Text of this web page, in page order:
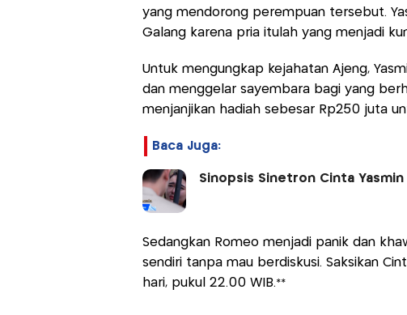
yang mendorong perempuan tersebut.
Galang karena pria itulah yang menjadi
Untuk mengungkap kejahatan Ajeng,
dan menggelar sayembara bagi yang
menjanjikan hadiah sebesar Rp250 juta
Baca Juga:
Sinopsis Sinetron Cinta Yasmin
Sedangkan Romeo menjadi panik dan
sendiri tanpa mau berdiskusi. Saksikan
hari, pukul 22.00 WIB.**